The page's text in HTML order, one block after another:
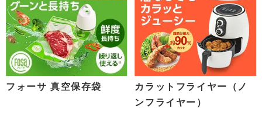
フォーサ 真空保存袋
カラットフライヤー（ノ
ンフライヤー）